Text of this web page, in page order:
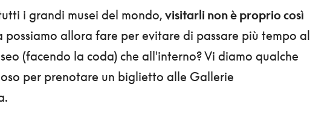
i grandi musei del mondo, visitarli non è proprio così
possiamo allora fare per evitare di passare più tempo al
(facendo la coda) che all'interno? Vi diamo qualche
per prenotare un biglietto alle Gallerie